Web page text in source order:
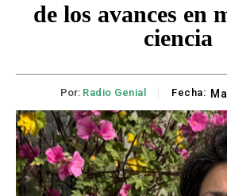
de los avances en
ciencia
Por: Radio Genial Fecha: